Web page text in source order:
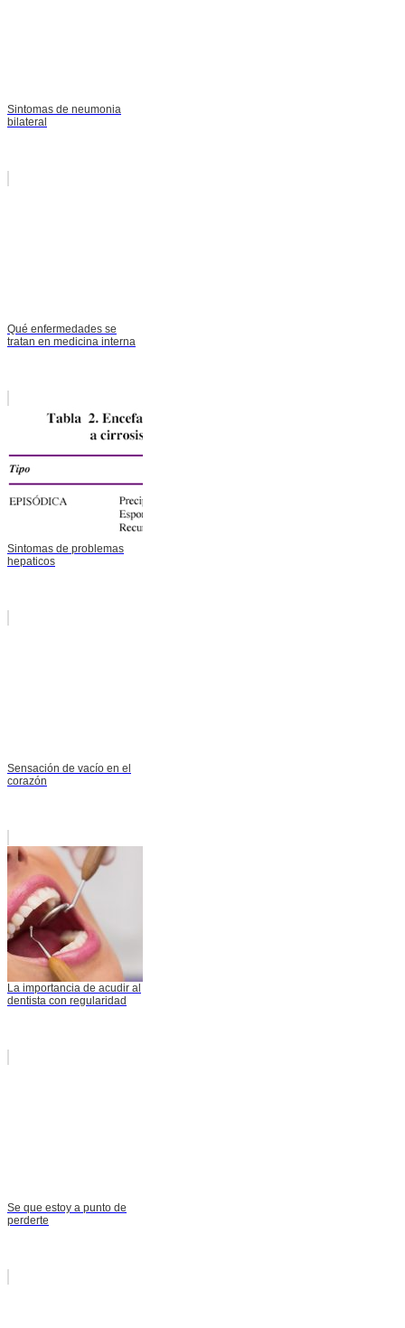
Sintomas de neumonia
bilateral
Qué enfermedades se
tratan en medicina interna
Sintomas de problemas
hepaticos
Sensación de vacío en el
corazón
La importancia de acudir al
dentista con regularidad
Se que estoy a punto de
perderte